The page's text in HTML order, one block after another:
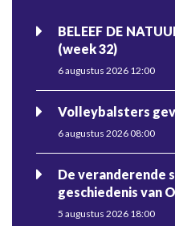
BELEEF DE
(week 32)
6 augustus 2026 12:00
Volleybalsters
6 augustus 2026 08:00
De veranderende stad:
geschiedenis van
5 augustus 2026 18:00